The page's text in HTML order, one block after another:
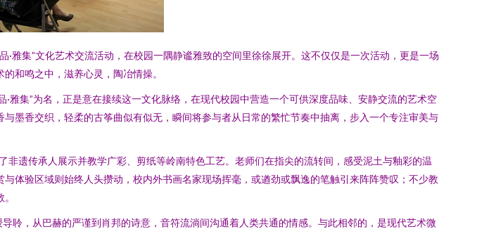
雅集”文化艺术交流活动，在校园一隅静谧雅致的空间里徐徐展开。这不仅仅是一次活动，更是一场
和鸣之中，滋养心灵，陶冶情操。
雅集”为名，正是意在接续这一文化脉络，在现代校园中营造一个可供深度品味、安静交流的艺术空
墨香交织，轻柔的古筝曲似有似无，瞬间将参与者从日常的繁忙节奏中抽离，步入一个专注审美与
非遗传承人展示并教学广彩、剪纸等岭南特色工艺。老师们在指尖的流转间，感受泥土与釉彩的温
体验区域则始终人头攒动，校内外书画名家现场挥毫，或遒劲或飘逸的笔触引来阵阵赞叹；不少教
聆，从巴赫的严谨到肖邦的诗意，音符流淌间沟通着人类共通的情感。与此相邻的，是现代艺术微